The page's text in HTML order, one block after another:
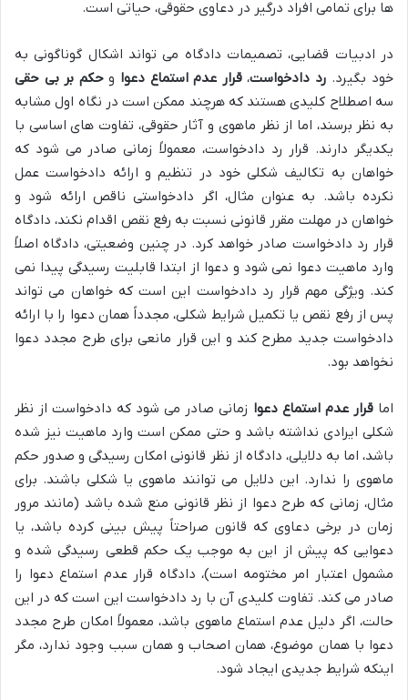
ها برای تمامی افراد درگیر در دعاوی حقوقی، حیاتی است.
در ادبیات قضایی، تصمیمات دادگاه می تواند اشکال گوناگونی به
خود بگیرد. رد دادخواست،قرار عدم استماع دعوا وحکم بر بی حقی
سه اصطلاح کلیدی هستند که هرچند ممکن است در نگاه اول مشابه
به نظر برسند، اما از نظر ماهوی و آثار حقوقی، تفاوت های اساسی با
یکدیگر دارند. قرار رد دادخواست، معمولاً زمانی صادر می شود که
خواهان به تکالیف شکلی خود در تنظیم و ارائه دادخواست عمل
نکرده باشد. به عنوان مثال، اگر دادخواستی ناقص ارائه شود و
خواهان در مهلت مقرر قانونی نسبت به رفع نقص اقدام نکند، دادگاه
قرار رد دادخواست صادر خواهد کرد. در چنین وضعیتی، دادگاه اصلاً
وارد ماهیت دعوا نمی شود و دعوا از ابتدا قابلیت رسیدگی پیدا نمی
کند. ویژگی مهم قرار رد دادخواست این است که خواهان می تواند
پس از رفع نقص یا تکمیل شرایط شکلی، مجدداً همان دعوا را با ارائه
دادخواست جدید مطرح کند و این قرار مانعی برای طرح مجدد دعوا
نخواهد بود.
اما قرار عدم استماع دعوا زمانی صادر می شود که دادخواست از نظر
شکلی ایرادی نداشته باشد و حتی ممکن است وارد ماهیت نیز شده
باشد، اما به دلایلی، دادگاه از نظر قانونی امکان رسیدگی و صدور حکم
ماهوی را ندارد. این دلایل می توانند ماهوی یا شکلی باشند. برای
مثال، زمانی که طرح دعوا از نظر قانونی منع شده باشد (مانند مرور
زمان در برخی دعاوی که قانون صراحتاً پیش بینی کرده باشد، یا
دعوایی که پیش از این به موجب یک حکم قطعی رسیدگی شده و
مشمول اعتبار امر مختومه است)، دادگاه قرار عدم استماع دعوا را
صادر می کند. تفاوت کلیدی آن با رد دادخواست این است که در این
حالت، اگر دلیل عدم استماع ماهوی باشد، معمولاً امکان طرح مجدد
دعوا با همان موضوع، همان اصحاب و همان سبب وجود ندارد، مگر
اینکه شرایط جدیدی ایجاد شود.